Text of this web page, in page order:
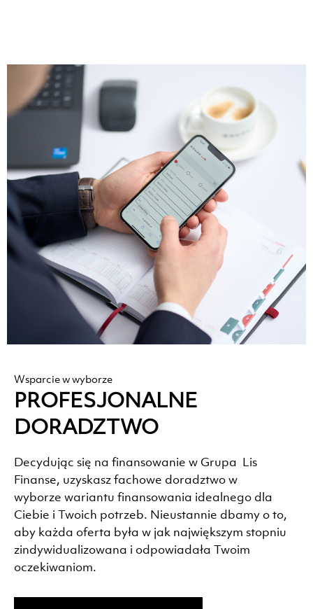
Wsparcie w wyborze
PROFESJONALNE
DORADZTWO
Decydując się na finansowanie w Grupa Lis
Finanse, uzyskasz fachowe doradztwo w
wyborze wariantu finansowania idealnego dla
Ciebie i Twoich potrzeb. Nieustannie dbamy o to,
aby każda oferta była w jak największym stopniu
zindywidualizowana i odpowiadała Twoim
oczekiwaniom.